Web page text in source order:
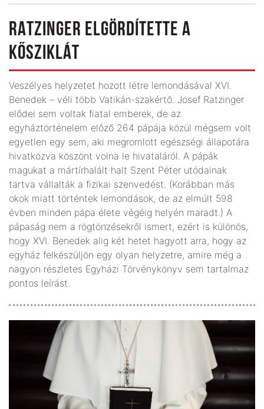
RATZINGER ELGÖRDÍTETTE A
KŐSZIKLÁT
Veszélyes helyzetet hozott létre lemondásával XVI.
Benedek – véli több Vatikán-szakértő. Josef Ratzinger
elődei sem voltak fiatal emberek, de az
egyháztörténelem előző 264 pápája közül mégsem volt
egyetlen egy sem, aki megromlott egészségi állapotára
hivatkozva köszönt volna le hivataláról. A pápák
magukat a mártírhalált halt Szent Péter utódainak
tartva vállalták a fizikai szenvedést. (Korábban más
okok miatt történtek lemondások, de az elmúlt 598
évben minden pápa élete végéig helyén maradt.) A
pápaság nem a rögtönzésekről ismert, ezért is különös,
hogy XVI. Benedek alig két hetet hagyott arra, hogy az
egyház felkészüljön egy olyan helyzetre, amire még a
nagyon részletes Egyházi Törvénykönyv sem tartalmaz
pontos leírást.